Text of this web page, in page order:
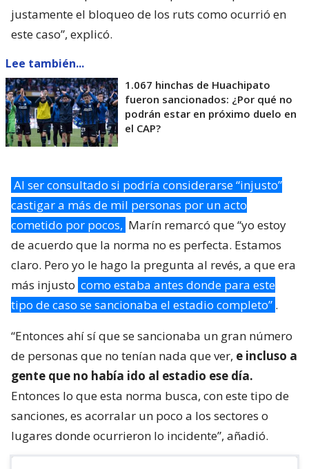
justamente el bloqueo de los ruts como ocurrió en
este caso”, explicó.
Lee también...
1.067 hinchas de Huachipato
fueron sancionados: ¿Por qué no
podrán estar en próximo duelo en
el CAP?
Al ser consultado si podría considerarse “injusto”
castigar a más de mil personas por un acto
cometido por pocos, Marín remarcó que “yo estoy
de acuerdo que la norma no es perfecta. Estamos
claro. Pero yo le hago la pregunta al revés, a que era
más injusto como estaba antes donde para este
tipo de caso se sancionaba el estadio completo” .
“Entonces ahí sí que se sancionaba un gran número
de personas que no tenían nada que ver, e incluso a
gente que no había ido al estadio ese día.
Entonces lo que esta norma busca, con este tipo de
sanciones, es acorralar un poco a los sectores o
lugares donde ocurrieron lo incidente”, añadió.